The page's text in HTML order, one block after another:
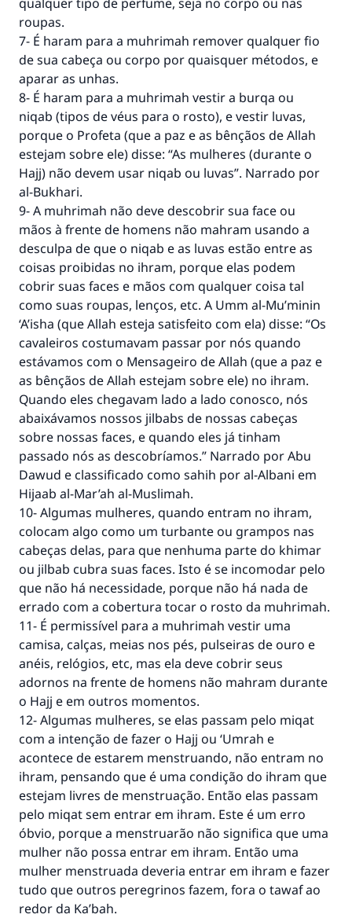
roupas.
7- É haram para a muhrimah remover qualquer fio
de sua cabeça ou corpo por quaisquer métodos, e
aparar as unhas.
8- É haram para a muhrimah vestir a burqa ou
niqab (tipos de véus para o rosto), e vestir luvas,
porque o Profeta (que a paz e as bênçãos de Allah
estejam sobre ele) disse: “As mulheres (durante o
Hajj) não devem usar niqab ou luvas”. Narrado por
al-Bukhari.
9- A muhrimah não deve descobrir sua face ou
mãos à frente de homens não mahram usando a
desculpa de que o niqab e as luvas estão entre as
coisas proibidas no ihram, porque elas podem
cobrir suas faces e mãos com qualquer coisa tal
como suas roupas, lenços, etc. A Umm al-Mu’minin
‘A’isha (que Allah esteja satisfeito com ela) disse: “Os
cavaleiros costumavam passar por nós quando
estávamos com o Mensageiro de Allah (que a paz e
as bênçãos de Allah estejam sobre ele) no ihram.
Quando eles chegavam lado a lado conosco, nós
abaixávamos nossos jilbabs de nossas cabeças
sobre nossas faces, e quando eles já tinham
passado nós as descobríamos.” Narrado por Abu
Dawud e classificado como sahih por al-Albani em
Hijaab al-Mar’ah al-Muslimah.
10- Algumas mulheres, quando entram no ihram,
colocam algo como um turbante ou grampos nas
cabeças delas, para que nenhuma parte do khimar
ou jilbab cubra suas faces. Isto é se incomodar pelo
que não há necessidade, porque não há nada de
errado com a cobertura tocar o rosto da muhrimah.
11- É permissível para a muhrimah vestir uma
camisa, calças, meias nos pés, pulseiras de ouro e
anéis, relógios, etc, mas ela deve cobrir seus
adornos na frente de homens não mahram durante
o Hajj e em outros momentos.
12- Algumas mulheres, se elas passam pelo miqat
com a intenção de fazer o Hajj ou ‘Umrah e
acontece de estarem menstruando, não entram no
ihram, pensando que é uma condição do ihram que
estejam livres de menstruação. Então elas passam
pelo miqat sem entrar em ihram. Este é um erro
óbvio, porque a menstruarão não significa que uma
mulher não possa entrar em ihram. Então uma
mulher menstruada deveria entrar em ihram e fazer
tudo que outros peregrinos fazem, fora o tawaf ao
redor da Ka’bah.